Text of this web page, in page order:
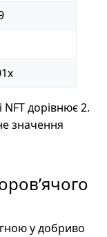
NFT дорівнює 2.
значення
у добриво